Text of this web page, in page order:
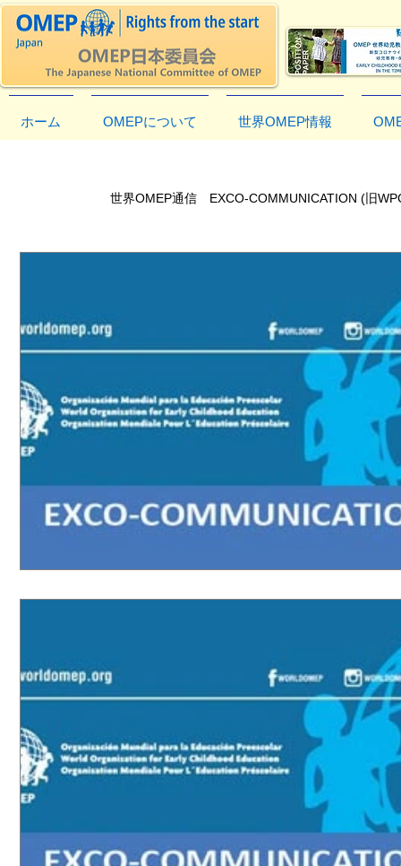
ホーム OMEPについて 世界OMEP情報
世界OMEP通信 EXCO-COMMUNICATION (旧